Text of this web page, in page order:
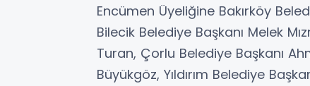
Encümen Üyeliğine Bakırköy
Bilecik Belediye Başkanı Melek
Turan, Çorlu Belediye Başkanı
Büyükgöz, Yıldırım Belediye